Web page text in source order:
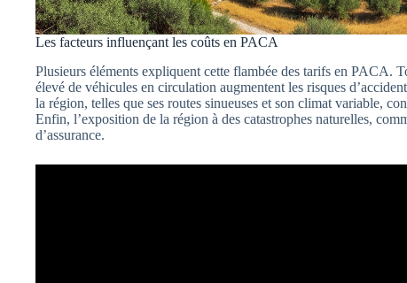
Les facteurs influençant les coûts en PACA
Plusieurs éléments expliquent cette flambée des tarifs en PACA.
élevé de véhicules en circulation augmentent les risques
la région, telles que ses routes sinueuses et son climat variable,
Enfin, l’exposition de la région à des catastrophes naturelles,
d’assurance.